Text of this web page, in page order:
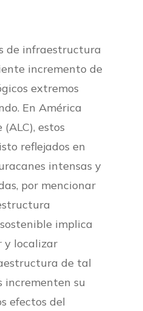
de infraestructura
incremento de
extremos
En América
estos
reflejados en
intensas y
por mencionar
implica
y localizar
de tal
incrementen su
efectos del